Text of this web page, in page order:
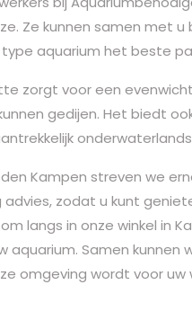
Ze kunnen samen met
aquarium het beste
zorgt voor een
gedijen. Het biedt
Kampen streven we
zodat u kunt
langs in onze winkel in
aquarium. Samen kunnen
omgeving wordt voor uw